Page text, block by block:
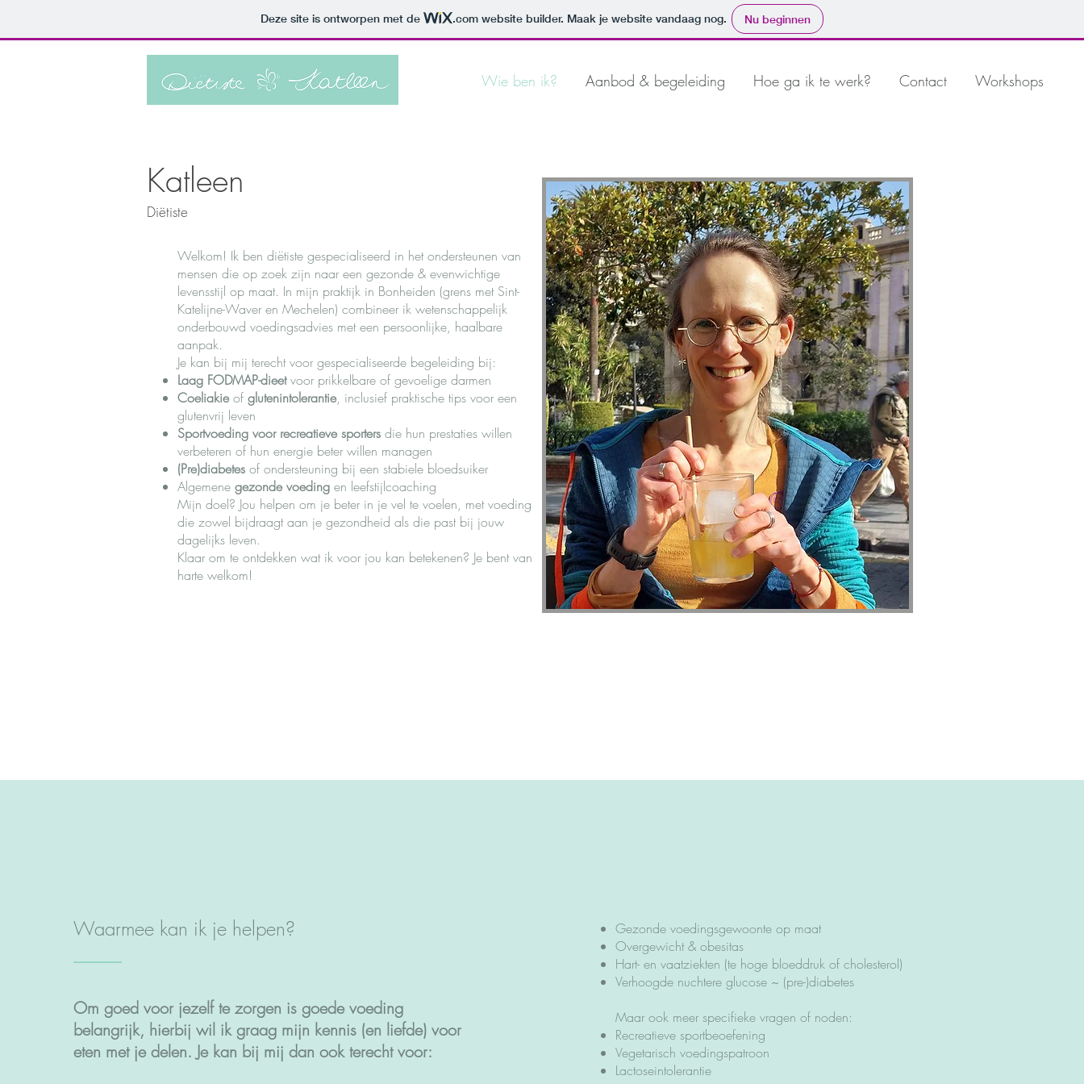
Deze site is ontworpen met de .com website builder. Maak je website vandaag nog. Nu beginnen
Wie ben ik? Aanbod & begeleiding Hoe ga ik te werk? Contact Workshops
Welkom! Ik ben diëtiste gespecialiseerd in het ondersteunen van
mensen die op zoek zijn naar een gezonde & evenwichtige
levensstijl op maat. In mijn praktijk in Bonheiden (grens met Sint-
Katelijne-Waver en Mechelen) combineer ik wetenschappelijk
onderbouwd voedingsadvies met een persoonlijke, haalbare
aanpak.
Je kan bij mij terecht voor gespecialiseerde begeleiding bij:
Laag FODMAP-dieetvoor prikkelbare of gevoelige darmen
Coeliakieof glutenintolerantie, inclusief praktische tips voor een
glutenvrij leven
Sportvoeding voor recreatieve sporters die hun prestaties willen
verbeteren of hun energie beter willen managen
(Pre)diabetes of ondersteuning bij een stabiele bloedsuiker
Algemene gezonde voeding en leefstijlcoaching
Mijn doel? Jou helpen om je beter in je vel te voelen, met voeding
die zowel bijdraagt aan je gezondheid als die past bij jouw
dagelijks leven.
Klaar om te ontdekken wat ik voor jou kan betekenen? Je bent van
harte welkom!
Katleen
Diëtiste
Waarmee kan ik je helpen?
Om goed voor jezelf te zorgen is goede voeding
belangrijk, hierbij wil ik graag mijn kennis (en liefde) voor
eten met je delen. Je kan bij mij dan ook terecht voor:
Gezonde voedingsgewoonte op maat
Overgewicht & obesitas
Hart- en vaatziekten (te hoge bloeddruk of cholesterol)
Verhoogde nuchtere glucose ~ (pre-)diabetes
Maar ook meer specifieke vragen of noden:
Recreatieve sportbeoefening
Vegetarisch voedingspatroon
Lactoseintolerantie